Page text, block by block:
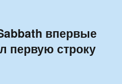
впервые
первую строку